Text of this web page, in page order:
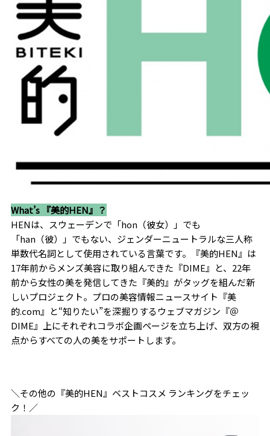
What’s 『美的HEN』？
HENは、スウェーデンで「hon（彼女）」でも
「han（彼）」でもない、ジェンダーニュートラルな三人称
単数代名詞として使用されている言葉です。『美的HEN』は
17年前からメンズ美容に取り組んできた『DIME』と、22年
前から女性の美を発信してきた『美的』がタッグを組んだ新
しいプロジェクト。プロの美容情報ニュースサイト『美
的.com』と“知りたい”を深掘りするウェブマガジン『＠
DIME』上にそれぞれコラボ企画ページを立ち上げ、双方の視
点からすべての人の美をサポートします。
＼その他の『美的HEN』ベストコスメ ランキングをチェッ
ク！／